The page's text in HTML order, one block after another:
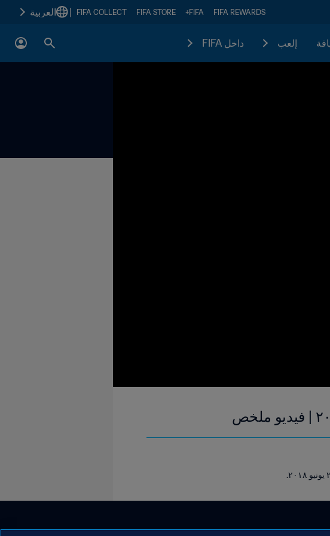
FIFA REWARDS
FIFA+
FIFA STORE
FIFA COLLECT العربية
إلعب داخل FIFA